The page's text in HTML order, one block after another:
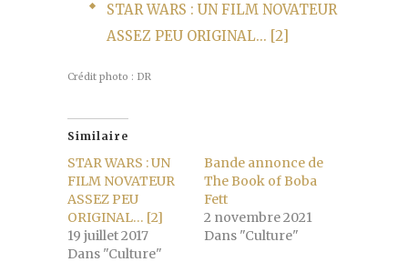
STAR WARS : UN FILM NOVATEUR
ASSEZ PEU ORIGINAL… [2]
Crédit photo : DR
Similaire
STAR WARS : UN
FILM NOVATEUR
ASSEZ PEU
ORIGINAL… [2]
19 juillet 2017
Dans "Culture"
Bande annonce de
The Book of Boba
Fett
2 novembre 2021
Dans "Culture"